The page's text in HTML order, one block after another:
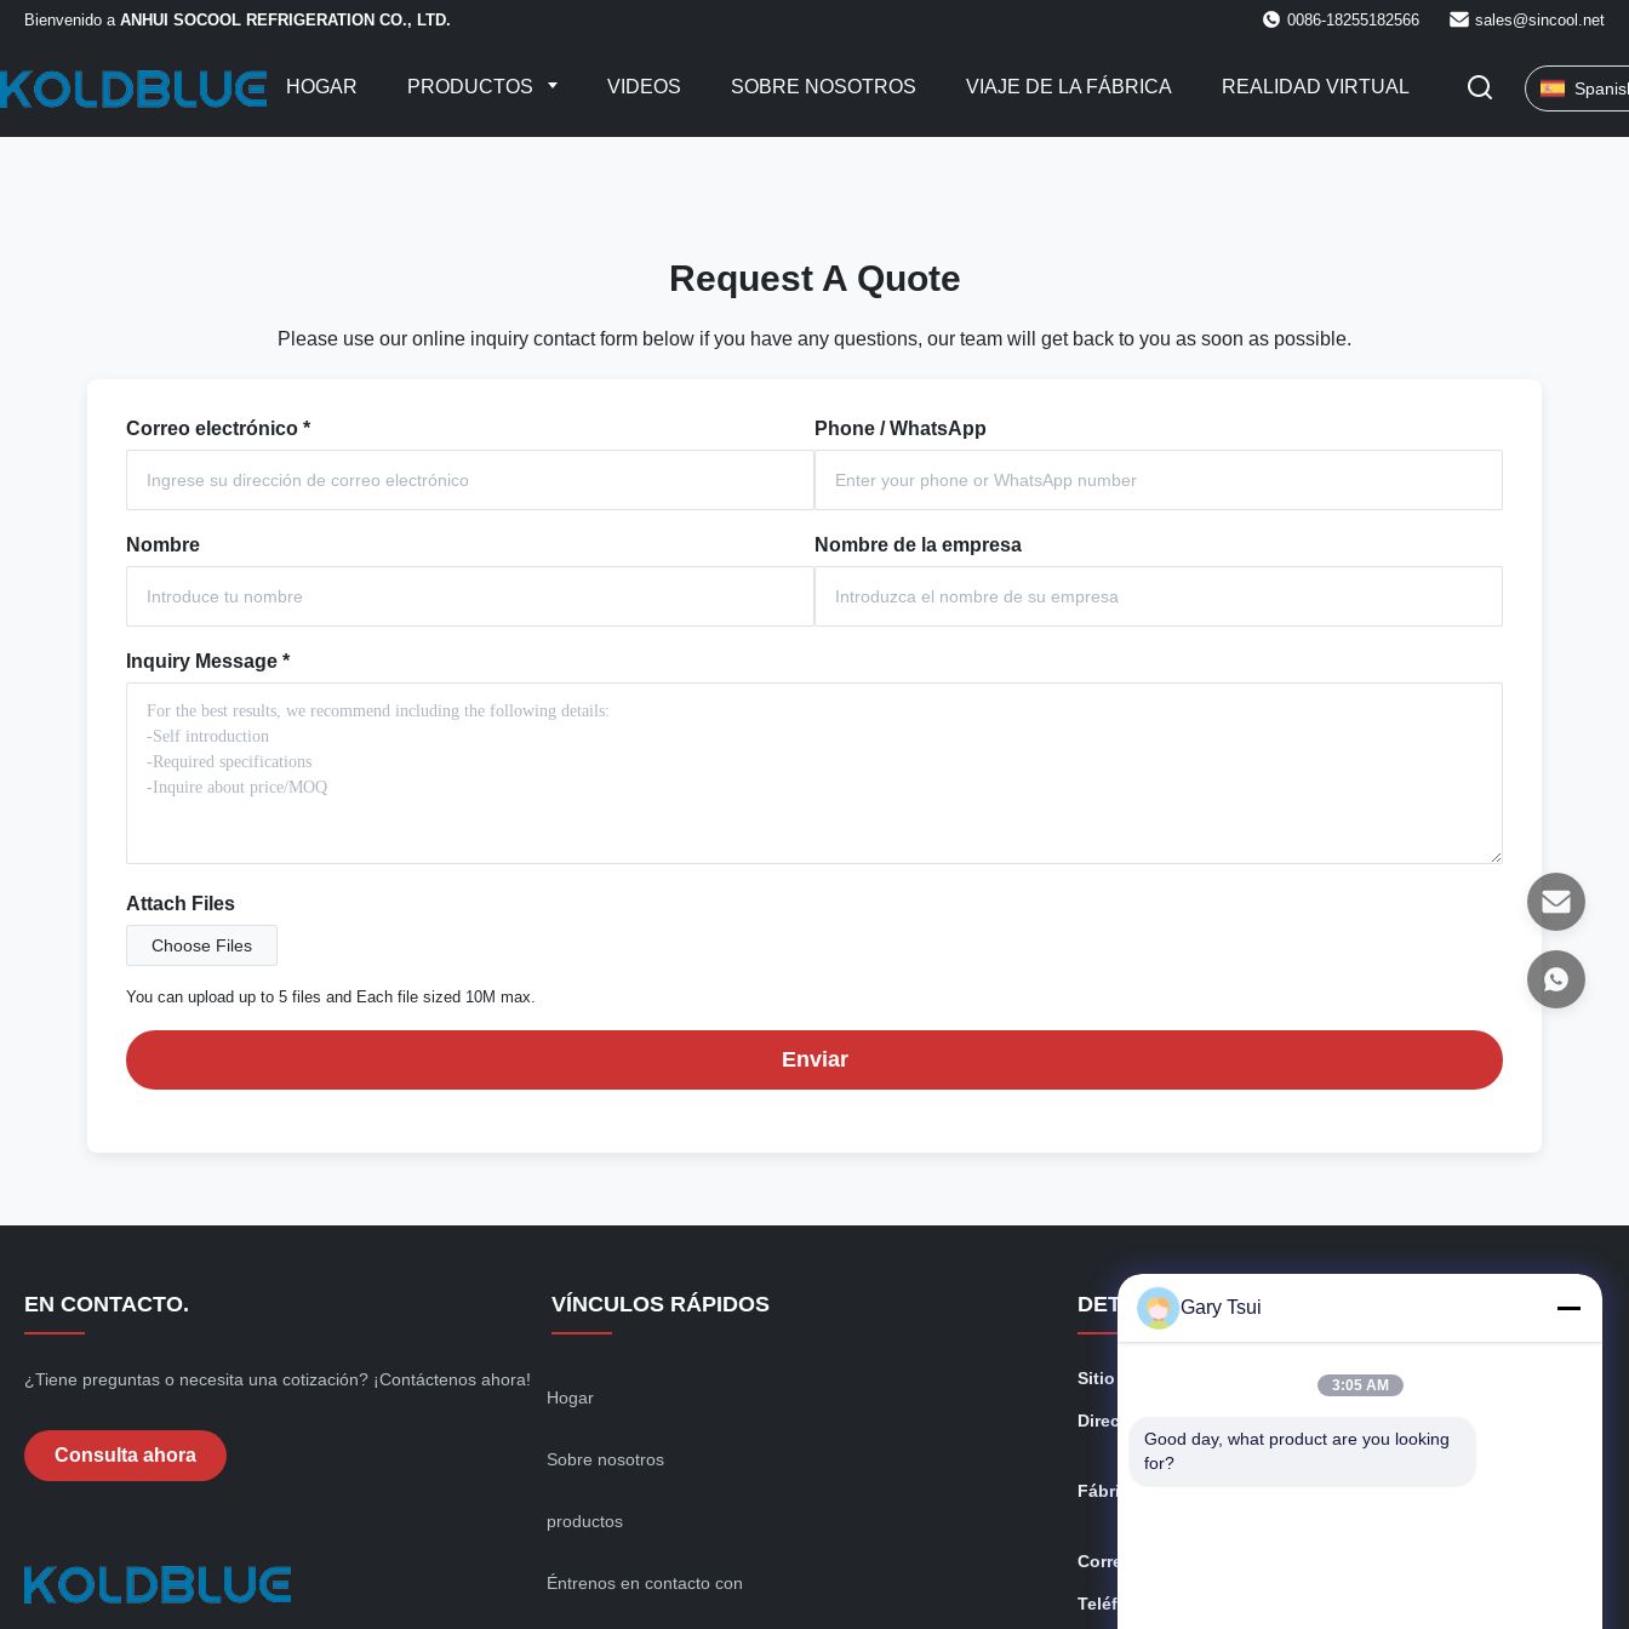
Bienvenido a ANHUI SOCOOL REFRIGERATION CO., LTD. 0086-18255182566 sales@sincool.net
HOGAR PRODUCTOS VIDEOS SOBRE NOSOTROS VIAJE DE LA FÁBRICA REALIDAD VIRTUAL
Request A Quote
Please use our online inquiry contact form below if you have any questions, our team will get back to you as soon as possible.
Correo electrónico * Phone / WhatsApp
Nombre Nombre de la empresa
Inquiry Message *
Attach Files
Choose Files
You can upload up to 5 files and Each file sized 10M max.
Enviar
EN CONTACTO.
¿Tiene preguntas o necesita una cotización? ¡Contáctenos ahora!
Consulta ahora
VÍNCULOS RÁPIDOS
Hogar
Sobre nosotros
productos
Éntrenos en contacto con
DETALLES DE CONTACTO
Sitio web: opendisplayfridge.com
Dirección:
e Hefei, Anhui, China
Fábrica:
Correo electrónico:
Teléfono:
Gary Tsui
3:05 AM
Good day, what product are you looking
for?